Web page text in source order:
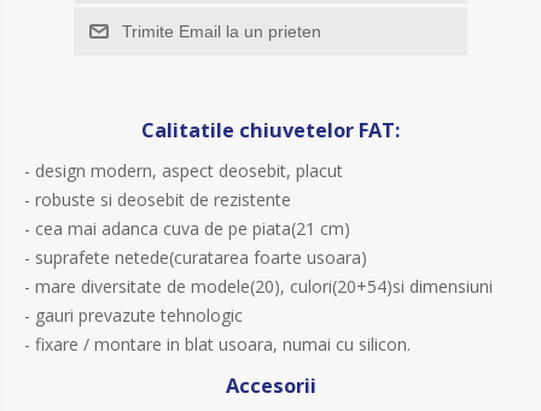
Trimite Email la un prieten
Calitatile chiuvetelor FAT:
- design modern, aspect deosebit, placut
- robuste si deosebit de rezistente
- cea mai adanca cuva de pe piata(21 cm)
- suprafete netede(curatarea foarte usoara)
- mare diversitate de modele(20), culori(20+54)si dimensiuni
- gauri prevazute tehnologic
- fixare / montare in blat usoara, numai cu silicon.
Accesorii